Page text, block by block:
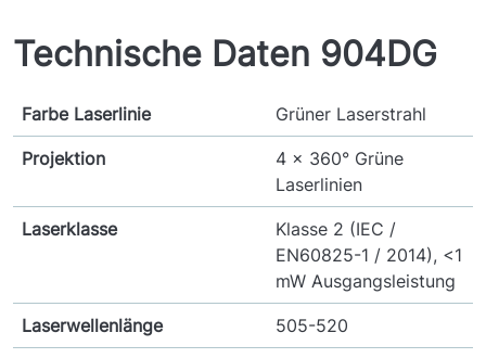
Technische Daten 904DG
Farbe Laserlinie Grüner Laserstrahl
Projektion
4 x 360° Grüne
Laserlinien
Laserklasse
Klasse 2 (IEC /
EN60825-1 / 2014), <1
mW Ausgangsleistung
Laserwellenlänge 505-520